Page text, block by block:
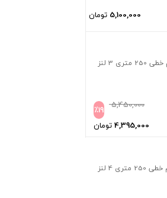
5,100,000 تومان
3 لنز
٪19 5,450,000
4,395,000تومان
4 لنز